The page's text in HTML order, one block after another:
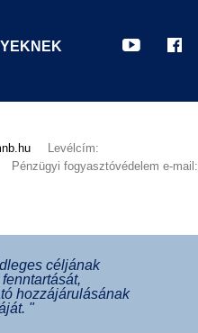
Levélcím:
Pénzügyi fogyasztóvédelem e-mail:
céljának
hozzájárulásának
"